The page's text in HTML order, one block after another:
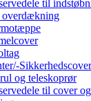
til
overdækning
Sikkerhedscover
og teleskoprør
til cover